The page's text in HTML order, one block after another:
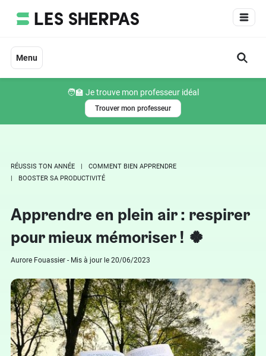
Menu
🧑‍🏫 Je trouve mon professeur idéal
Trouver mon professeur
RÉUSSIS TON ANNÉE
COMMENT BIEN APPRENDRE
BOOSTER SA PRODUCTIVITÉ
Apprendre en plein air : respirer
pour mieux mémoriser ! 🍀
Aurore Fouassier - Mis à jour le 20/06/2023